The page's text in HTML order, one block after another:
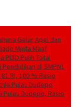
Gelar Apel dan
Minta Maaf
PLTD Pulih Total
di SMPN1
RI, 100 % Rasio
Pulau Dudepo
Pulau Dudepo, Rasio